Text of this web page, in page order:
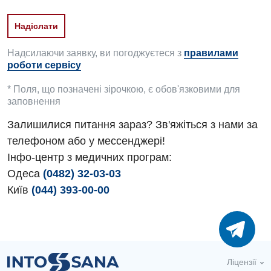
Урологія
Фізіотерапія
Дитяча алергологія
Дитяча гастроентерологія
Дитяча гінекологія
Дитяча кардіоревматологія
Надсилаючи заявку, ви погоджуєтеся з правилами
роботи сервісу
* Поля, що позначені зірочкою, є обов'язковими для
заповнення
Залишилися питання зараз? Зв'яжіться з нами за
телефоном або у мессенджері!
Інфо-центр з медичних програм:
Одеса (0482) 32-03-03
Київ (044) 393-00-00
Ліцензії